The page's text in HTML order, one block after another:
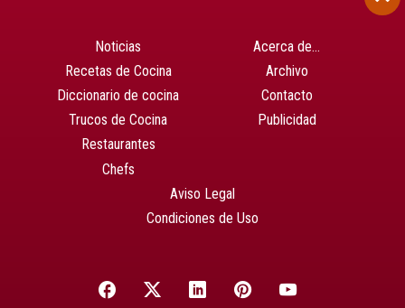
Noticias
Recetas de Cocina
Diccionario de cocina
Trucos de Cocina
Restaurantes
Chefs
Acerca de…
Archivo
Contacto
Publicidad
Aviso Legal
Condiciones de Uso